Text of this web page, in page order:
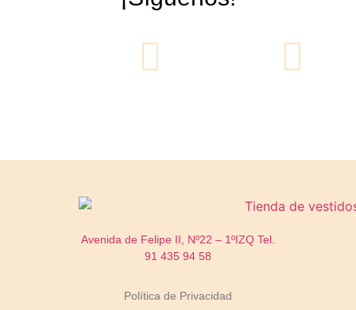
Avenida de Felipe II, Nº22 – 1ºIZQ Tel.
91 435 94 58
Política de Privacidad